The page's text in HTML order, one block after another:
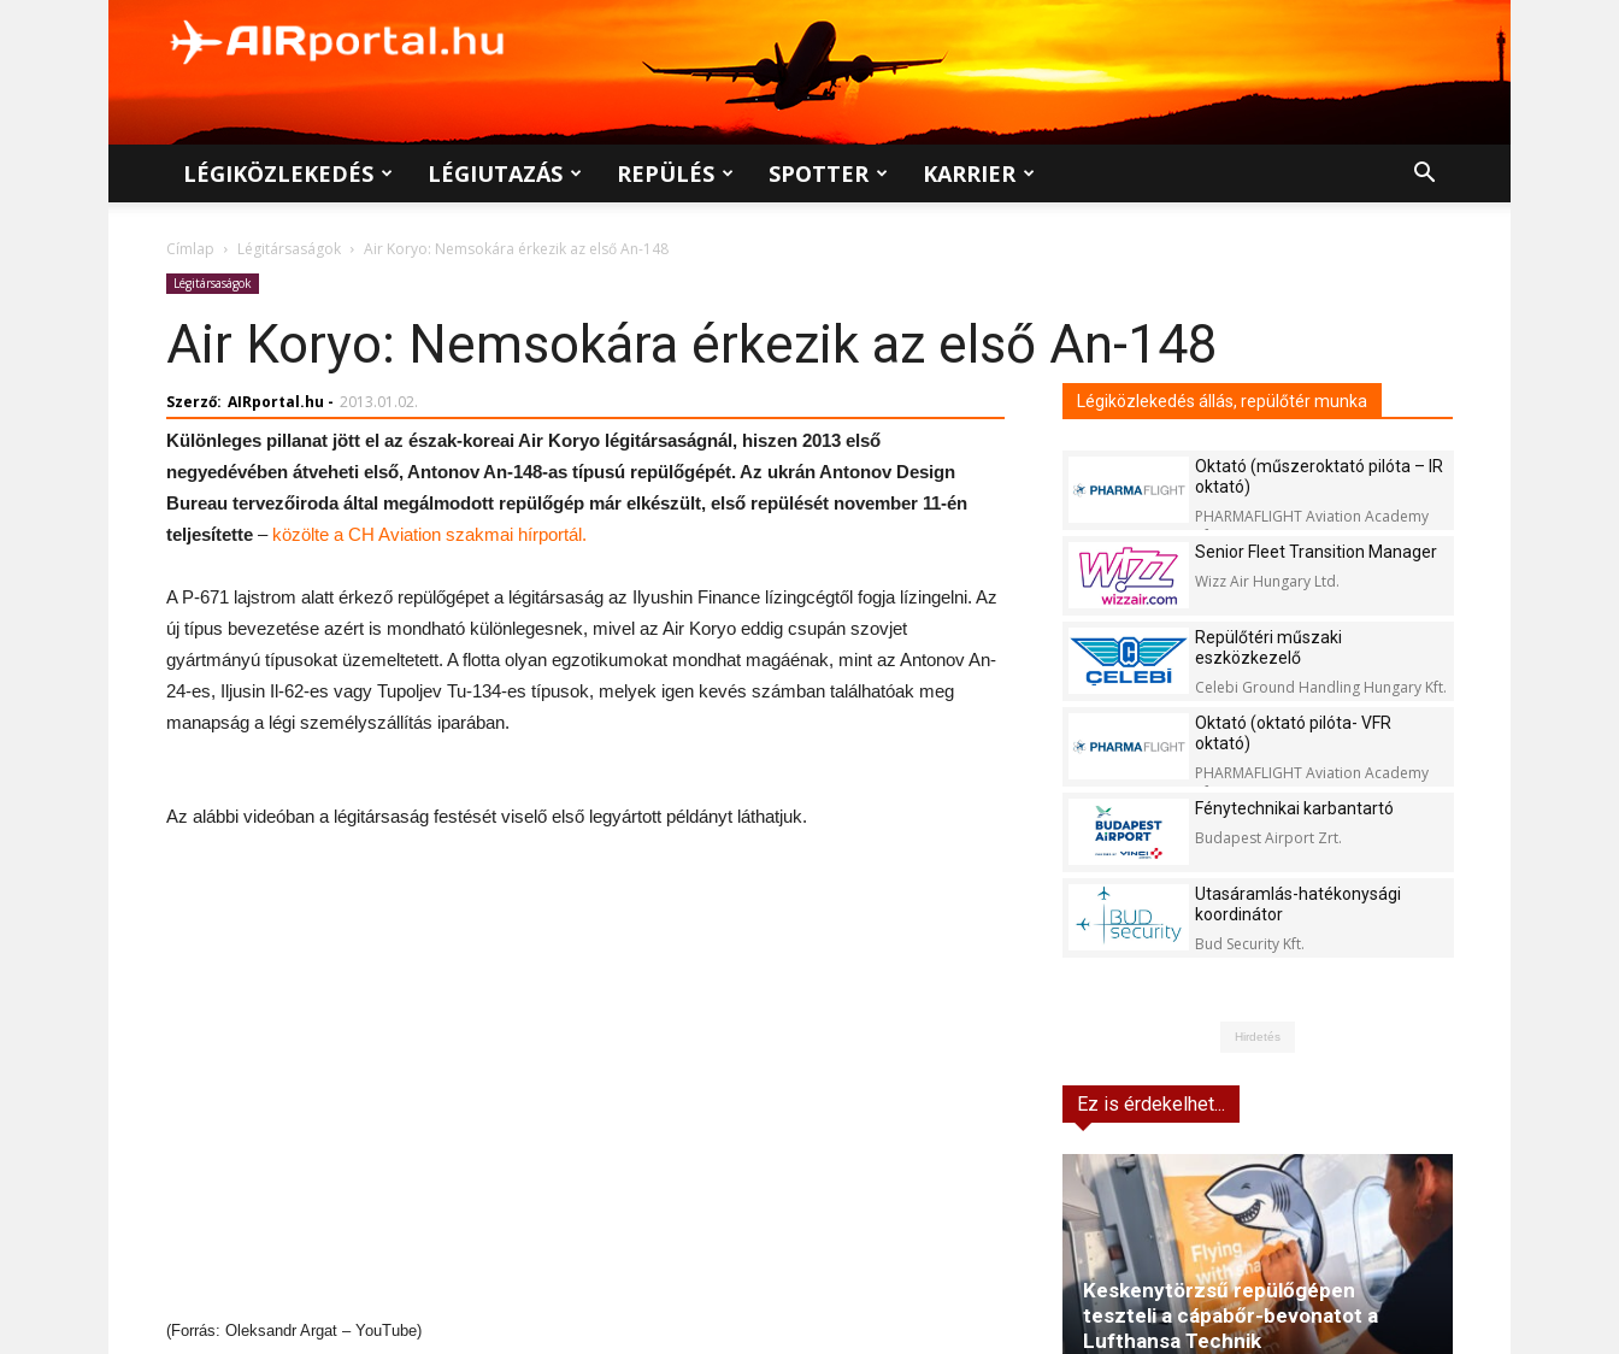
LÉGIKÖZLEKEDÉS LÉGIUTAZÁS REPÜLÉS SPOTTER KARRIER
Címlap Légitársaságok Air Koryo: Nemsokára érkezik az első An-148
Légitársaságok
Air Koryo: Nemsokára érkezik az első An-148
Szerző: AIRportal.hu - 2013.01.02.
Különleges pillanat jött el az észak-koreai Air Koryo légitársaságnál, hiszen 2013 első
negyedévében átveheti első, Antonov An-148-as típusú repülőgépét. Az ukrán Antonov Design
Bureau tervezőiroda által megálmodott repülőgép már elkészült, első repülését november 11-én
teljesítette – közölte a CH Aviation szakmai hírportál.
A P-671 lajstrom alatt érkező repülőgépet a légitársaság az Ilyushin Finance lízingcégtől fogja lízingelni. Az
új típus bevezetése azért is mondható különlegesnek, mivel az Air Koryo eddig csupán szovjet
gyártmányú típusokat üzemeltetett. A flotta olyan egzotikumokat mondhat magáénak, mint az Antonov An-
24-es, Iljusin Il-62-es vagy Tupoljev Tu-134-es típusok, melyek igen kevés számban találhatóak meg
manapság a légi személyszállítás iparában.
Az alábbi videóban a légitársaság festését viselő első legyártott példányt láthatjuk.
(Forrás: Oleksandr Argat – YouTube)
Légiközlekedés állás, repülőtér munka
Oktató (műszeroktató pilóta – IR
oktató)
PHARMAFLIGHT Aviation Academy
Kft.
Senior Fleet Transition Manager
Wizz Air Hungary Ltd.
Repülőtéri műszaki
eszközkezelő
Celebi Ground Handling Hungary Kft.
Oktató (oktató pilóta- VFR
oktató)
PHARMAFLIGHT Aviation Academy
Kft.
Fénytechnikai karbantartó
Budapest Airport Zrt.
Utasáramlás-hatékonysági
koordinátor
Bud Security Kft.
Hirdetés
Ez is érdekelhet...
Keskenytörzsű repülőgépen
teszteli a cápabőr-bevonatot a
Lufthansa Technik